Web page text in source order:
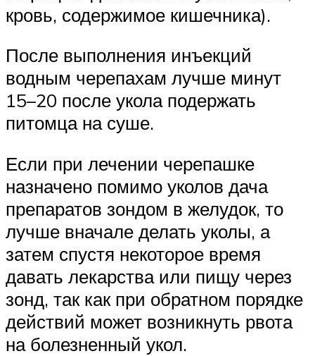
кровь, содержимое кишечника).
После выполнения инъекций
водным черепахам лучше минут
15–20 после укола подержать
питомца на суше.
Если при лечении черепашке
назначено помимо уколов дача
препаратов зондом в желудок, то
лучше вначале делать уколы, а
затем спустя некоторое время
давать лекарства или пищу через
зонд, так как при обратном порядке
действий может возникнуть рвота
на болезненный укол.